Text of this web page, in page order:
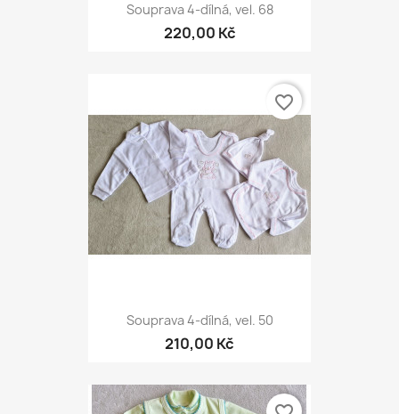
Souprava 4-dílná, vel. 68
220,00 Kč
Souprava 4-dílná, vel. 50
210,00 Kč
favorite_border